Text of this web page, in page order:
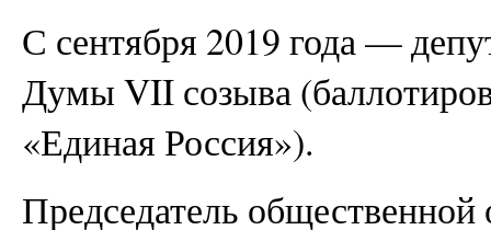
С сентября 2019 года —
Думы VII созыва
«Единая Россия»).
Председатель